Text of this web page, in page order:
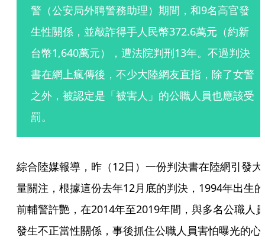
警（公安局外聘警務助理）期間，和9名高官發
生性關係，並敲詐得手人民幣372.6萬元（約新
台幣1,640萬元），遭法院判刑13年。不過判決
書在網上瘋傳後，不少大陸網友直指，除了女警
之外，被認定是「被害人」的公職人員也應該受
罰。
綜合陸媒報導，昨（12日）一份判決書在陸網引發大
量關注，根據這份去年12月底的判決，1994年出生的
前輔警許艷，在2014年至2019年間，與多名公職人
發生不正當性關係，事後抓住公職人員害怕曝光的心